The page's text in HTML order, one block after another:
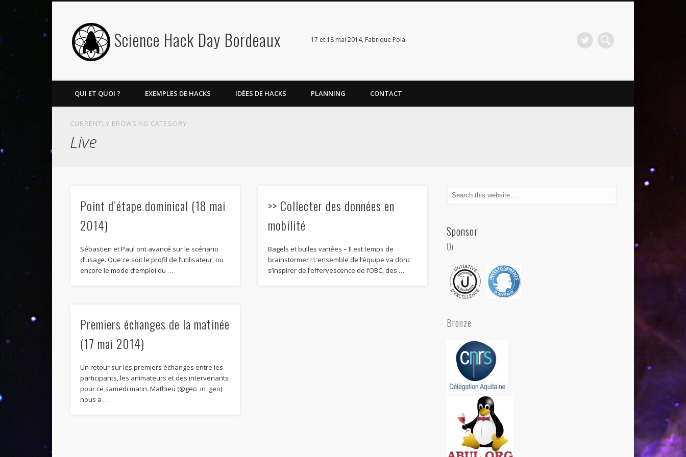
Science Hack Day Bordeaux 17 et 18 mai 2014, Fabrique Pola
Twitter
QUI ET QUOI ? EXEMPLES DE HACKS IDÉES DE HACKS PLANNING CONTACT
CURRENTLY BROWSING CATEGORY
Live
Point d’étape dominical (18 mai
2014)
Sébastien et Paul ont avancé sur le scénario
d’usage. Que ce soit le profil de l’utilisateur, ou
encore le mode d’emploi du …
>> Collecter des données en
mobilité
Bagels et bulles variées – Il est temps de
brainstormer ! L’ensemble de l’équipe va donc
s’inspirer de l’effervescence de l’OBC, des …
Premiers échanges de la matinée
(17 mai 2014)
Un retour sur les premiers échanges entre les
participants, les animateurs et des intervenants
pour ce samedi matin. Mathieu (@geo_in_geo)
nous a …
Sponsor
Or
Bronze